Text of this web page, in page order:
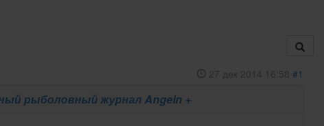
27 дек 2014 16:58 #1
рыболовный журнал Angeln +